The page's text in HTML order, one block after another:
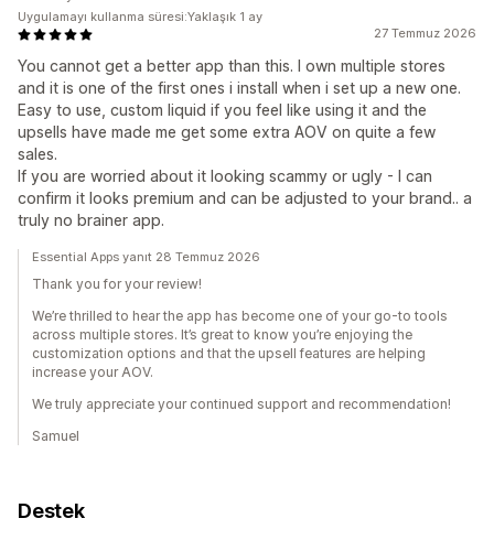
27 Temmuz 2026
You cannot get a better app than this. I own multiple stores
and it is one of the first ones i install when i set up a new one.
Easy to use, custom liquid if you feel like using it and the
upsells have made me get some extra AOV on quite a few
sales.
If you are worried about it looking scammy or ugly - I can
confirm it looks premium and can be adjusted to your brand.. a
truly no brainer app.
Uygulamayı kullanma süresi:Yaklaşık 1 ay
Essential Apps yanıt 28 Temmuz 2026
Thank you for your review!
We’re thrilled to hear the app has become one of your go-to tools
across multiple stores. It’s great to know you’re enjoying the
customization options and that the upsell features are helping
increase your AOV.
We truly appreciate your continued support and recommendation!
Samuel
Destek